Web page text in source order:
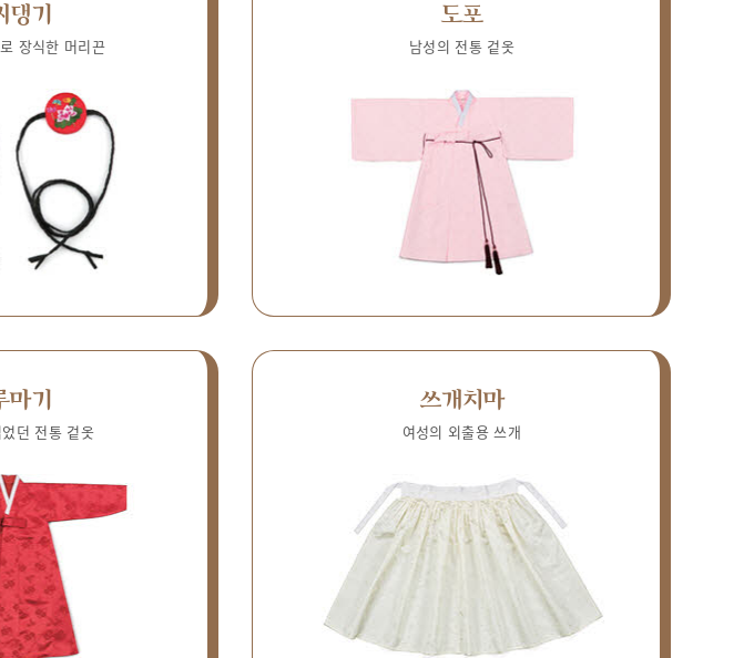
댕기
장식한 머리끈
도포
남성의 전통 겉옷
마기
던 전통 겉옷
쓰개치마
여성의 외출용 쓰개